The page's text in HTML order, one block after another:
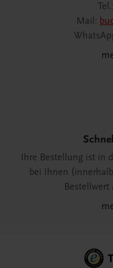
Tel.:
Mail:
Ihre Bestellung ist in
bei Ihnen